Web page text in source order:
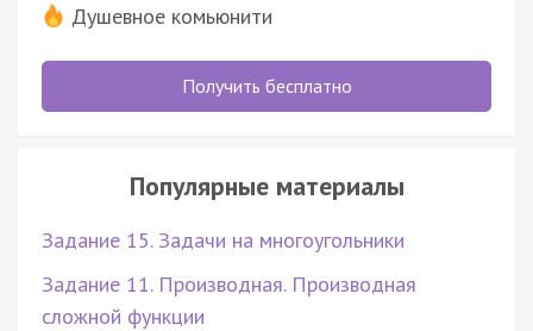
Душевное комьюнити
Получить бесплатно
Популярные материалы
Задание 15. Задачи на многоугольники
Задание 11. Производная. Производная
сложной функции